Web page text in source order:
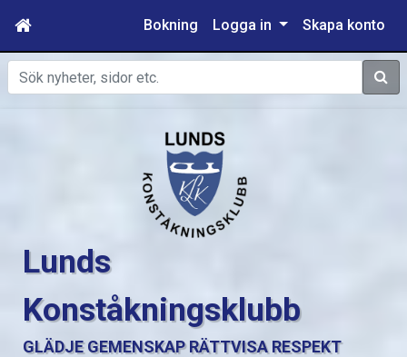
Bokning Logga in Skapa konto
Sök
Lunds
Konståkningsklubb
GLÄDJE GEMENSKAP RÄTTVISA RESPEKT